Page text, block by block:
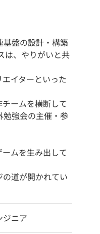
基盤の設計・構築
は、やりがいと共
イターといった
ームを横断して
勉強会の主催・参
ムを生み出して
の道が開かれてい
ジニア